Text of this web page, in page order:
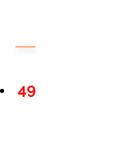
49